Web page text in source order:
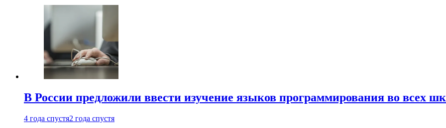
В России предложили ввести изучение языков программирования во всех
4 года спустя2 года спустя